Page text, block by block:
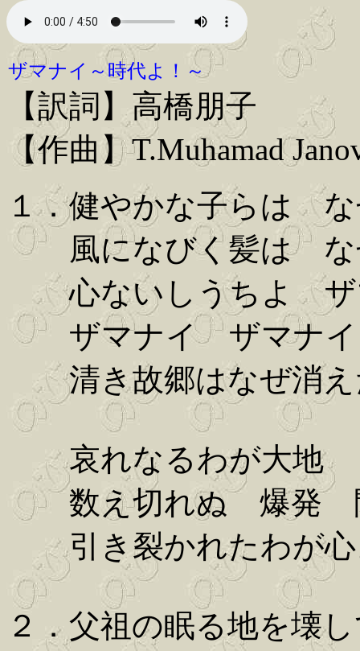
ザマナイ～時代よ！～
【訳詞】高橋朋子
【作曲】T.Muhamad
１．健やかな子らは
風になびく髪は な
心ないしうちよ ザ
ザマナイ ザマナイ
清き故郷はなぜ消え
哀れなるわが大地
数え切れぬ 爆発
引き裂かれたわが心
２．父祖の眠る地を壊